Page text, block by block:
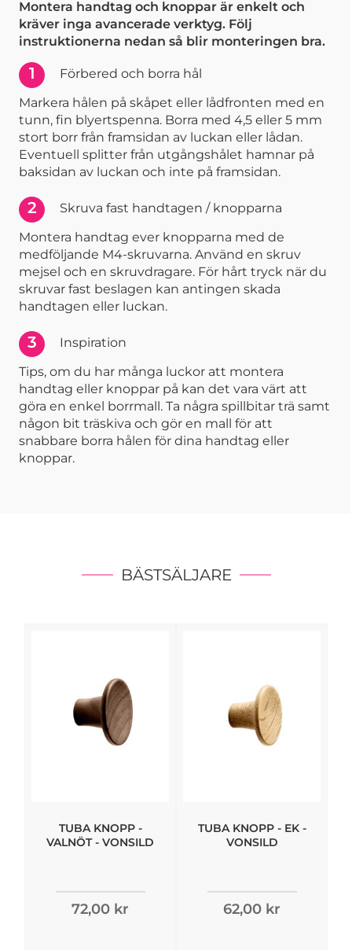
Montera handtag och knoppar är enkelt och
kräver inga avancerade verktyg. Följ
instruktionerna nedan så blir monteringen bra.
1
Förbered och borra hål
Markera hålen på skåpet eller lådfronten med en
tunn, fin blyertspenna. Borra med 4,5 eller 5 mm
stort borr från framsidan av luckan eller lådan.
Eventuell splitter från utgångshålet hamnar på
baksidan av luckan och inte på framsidan.
2
Skruva fast handtagen / knopparna
Montera handtag ever knopparna med de
medföljande M4-skruvarna. Använd en skruv
mejsel och en skruvdragare. För hårt tryck när du
skruvar fast beslagen kan antingen skada
handtagen eller luckan.
3
Inspiration
Tips, om du har många luckor att montera
handtag eller knoppar på kan det vara värt att
göra en enkel borrmall. Ta några spillbitar trä samt
någon bit träskiva och gör en mall för att
snabbare borra hålen för dina handtag eller
knoppar.
BÄSTSÄLJARE
TUBA KNOPP -
VALNÖT - VONSILD
72,00 kr
TUBA KNOPP - EK -
VONSILD
62,00 kr